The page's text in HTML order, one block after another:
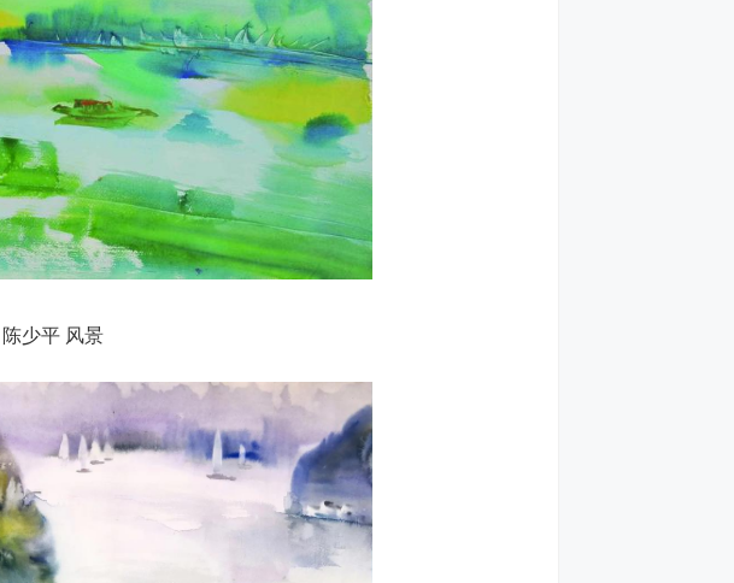
陈少平 风景